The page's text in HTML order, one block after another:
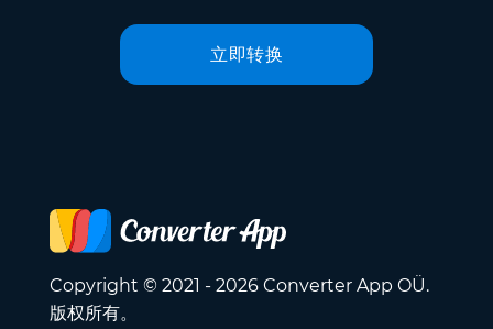
立即转换
Copyright © 2021 - 2026 Converter App OÜ.
版权所有。